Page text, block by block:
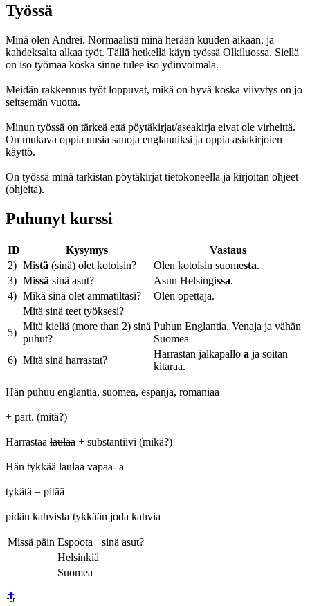
Työssä
Minä olen Andrei. Normaalisti minä herään kuuden aikaan, ja
kahdeksalta alkaa työt. Tällä hetkellä käyn työssä Olkiluossa. Siellä
on iso työmaa koska sinne tulee iso ydinvoimala.
Meidän rakkennus työt loppuvat, mikä on hyvä koska viivytys on jo
seitsemän vuotta.
Minun työssä on tärkeä että pöytäkirjat/aseakirja eivat ole virheittä.
On mukava oppia uusia sanoja englanniksi ja oppia asiakirjoien
käyttö.
On työssä minä tarkistan pöytäkirjat tietokoneella ja kirjoitan ohjeet
(ohjeita).
Puhunyt kurssi
ID Kysymys
Vastaus
2) Mistä (sinä) olet kotoisin? Olen kotoisin suomesta.
3) Missä sinä asut? Asun Helsingissa.
4) Mikä sinä olet ammatiltasi?
Olen opettaja.
Mitä sinä teet työksesi?
5)
Mitä kieliä (more than 2) sinä
puhut?
Puhun Englantia, Venaja ja vähän
Suomea
6) Mitä sinä harrastat?
Harrastan jalkapallo a ja soitan
kitaraa.
Hän puhuu englantia, suomea, espanja, romaniaa
+ part. (mitä?)
Harrastaa laulaa + substantiivi (mikä?)
Hän tykkää laulaa vapaa- a
tykätä = pitää
pidän kahvista tykkään joda kahvia
Missä päin Espoota
sinä asut?
Helsinkiä
Suomea
🔝